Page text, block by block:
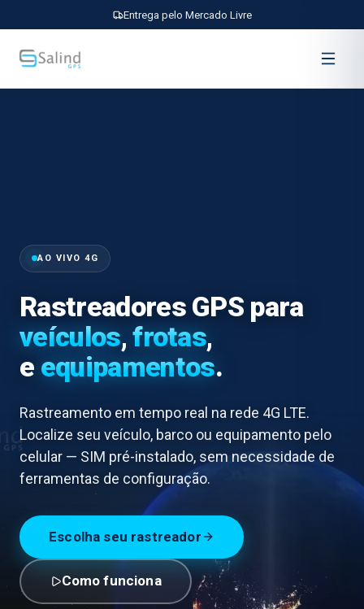
Entrega pelo Mercado Livre
AO VIVO 4G
Rastreadores GPS para
veículos,frotas,
e equipamentos.
Rastreamento em tempo real na rede 4G LTE.
Localize seu veículo, barco ou equipamento pelo
celular — SIM pré-instalado, sem necessidade de
ferramentas de configuração.
Escolha seu rastreador
Como funciona